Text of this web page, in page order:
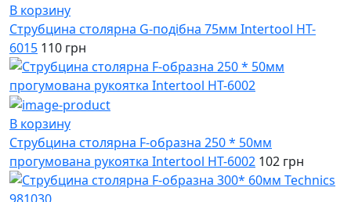
В корзину
Струбцина столярна G-подібна 75мм Intertool HT-
6015 110 грн
В корзину
Струбцина столярна F-образна 250 * 50мм
прогумована рукоятка Intertool HT-6002 102 грн